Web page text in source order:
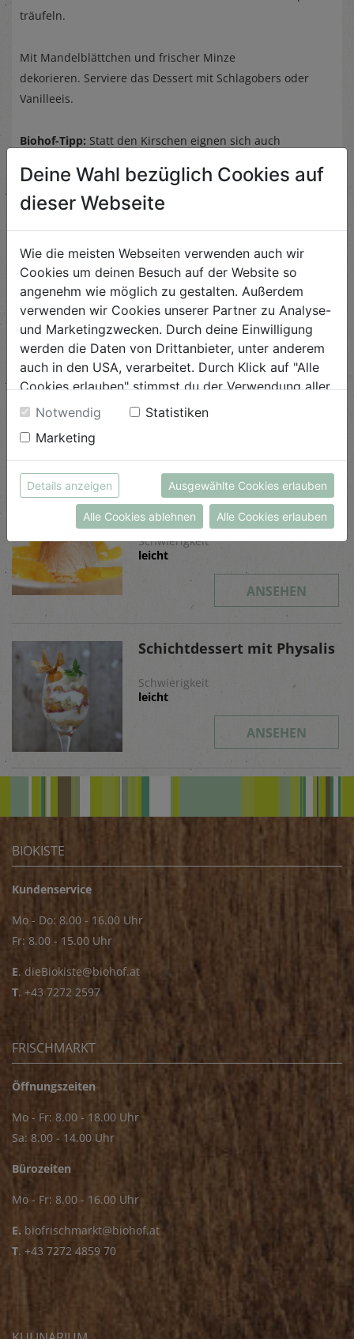
träufeln.
Mit Mandelblättchen und frischer Minze
dekorieren. Serviere das Dessert mit Schlagobers oder
Vanilleeis.
Biohof-Tipp: Statt den Kirschen eignen sich auch
Ähnliche Rezepte
Japanische Miso-Melanzani
Schwierigkeit
leicht
Zimt Panna cotta an
marinierten Orangenfilets
Schwierigkeit
leicht
ANSEHEN
Schichtdessert mit Physalis
Schwierigkeit
leicht
ANSEHEN
BIOKISTE
Kundenservice
Mo - Do: 8.00 - 16.00 Uhr
Fr: 8.00 - 15.00 Uhr
E. dieBiokiste@biohof.at
T. +43 7272 2597
FRISCHMARKT
Öffnungszeiten
Mo - Fr: 8.00 - 18.00 Uhr
Sa: 8.00 - 14.00 Uhr
Bürozeiten
Mo - Fr: 8.00 - 16.00 Uhr
E. biofrischmarkt@biohof.at
T. +43 7272 4859 70
Deine Wahl bezüglich Cookies auf
dieser Webseite
Wie die meisten Webseiten verwenden auch wir
Cookies um deinen Besuch auf der Website so
angenehm wie möglich zu gestalten. Außerdem
verwenden wir Cookies unserer Partner zu Analyse-
und Marketingzwecken. Durch deine Einwilligung
werden die Daten von Drittanbieter, unter anderem
auch in den USA, verarbeitet. Durch Klick auf "Alle
Cookies erlauben" stimmst du der Verwendung aller
Cookies zu. Unter "Details anzeigen" findest du alle
Infos zu den unterschiedlichen Cookies, du kannst
auch entscheiden, welche Cookies du erlauben
möchtest.
Weitere Informationen findest du in unserer
Datenschutzerklärung
bzw. imImpressum
Notwendig
Statistiken
Marketing
Details anzeigen Ausgewählte Cookies erlauben
Alle Cookies ablehnen Alle Cookies erlauben